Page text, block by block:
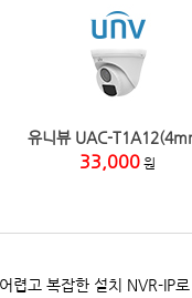
유니뷰 UAC-
33,000 원
렵고 복잡한 설치 NVR-IP